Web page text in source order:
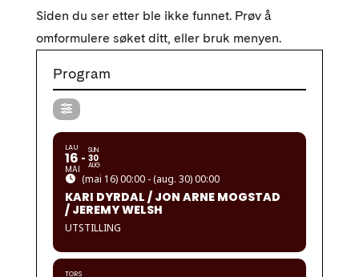
Siden du ser etter ble ikke funnet. Prøv å
omformulere søket ditt, eller bruk menyen.
Program
LAU
16
MAI
SUN
30
AUG
(mai 16) 00:00 - (aug. 30) 00:00
KARI DYRDAL / JON ARNE MOGSTAD
/ JEREMY WELSH
UTSTILLING
TORS